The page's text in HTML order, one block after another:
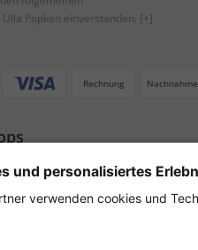
Popken einverstanden. [+]
Rechnung Nachnahme